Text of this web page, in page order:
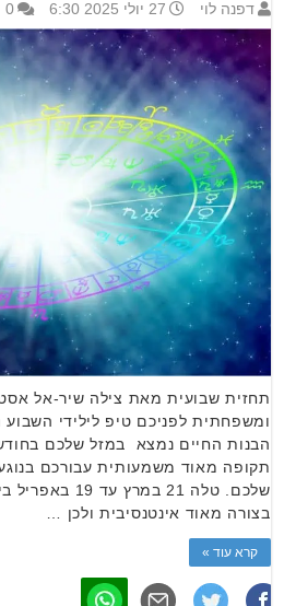
דפנה לוי 27 יולי 2025 6:30 0
תחזית שבועית מאת צילה שיר-אל
ומשפחתית לפניכם טיפ לילידי
הבנות החיים נמצא במזל שלכם בחודש
תקופה מאוד משמעותית עבורכם
שלכם. טלה 21
בצורה מאוד אינטנסיבית ולכן …
קרא עוד »